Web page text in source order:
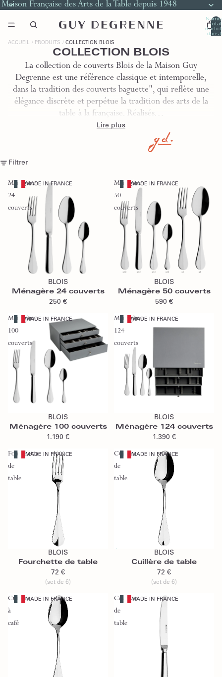
Maison Française des Arts de la Table depuis 1948
total
dans
ACCUEIL PRODUITS COLLECTION BLOIS
COLLECTION BLOIS
La collection de couverts Blois de la Maison Guy
Degrenne est une référence classique et intemporelle,
dans la tradition des couverts baguette", qui reflète une
élégance discrète et perpétue la tradition des arts de la
table à la française. Réalisés…
Lire plus
Filtrer
Ménagère
24
couverts
MADE IN FRANCE
Ajouter au panier
BLOIS
Ménagère 24 couverts
250 €
Ménagère
50
couverts
MADE IN FRANCE
Ajouter au panier
BLOIS
Ménagère 50 couverts
590 €
Ménagère
100
couverts
MADE IN FRANCE
Ajouter au panier
BLOIS
Ménagère 100 couverts
1.190 €
Ménagère
124
couverts
MADE IN FRANCE
BLOIS
Ménagère 124 couverts
1.390 €
Fourchette
de
table
MADE IN FRANCE
Ajouter au panier
BLOIS
Fourchette de table
72 €
(set de 6)
Cuillère
de
table
MADE IN FRANCE
BLOIS
Cuillère de table
72 €
(set de 6)
Cuillère
à
café
MADE IN FRANCE
Couteau
de
table
MADE IN FRANCE